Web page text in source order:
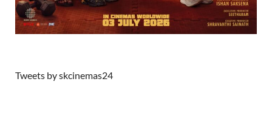
Tweets by skcinemas24